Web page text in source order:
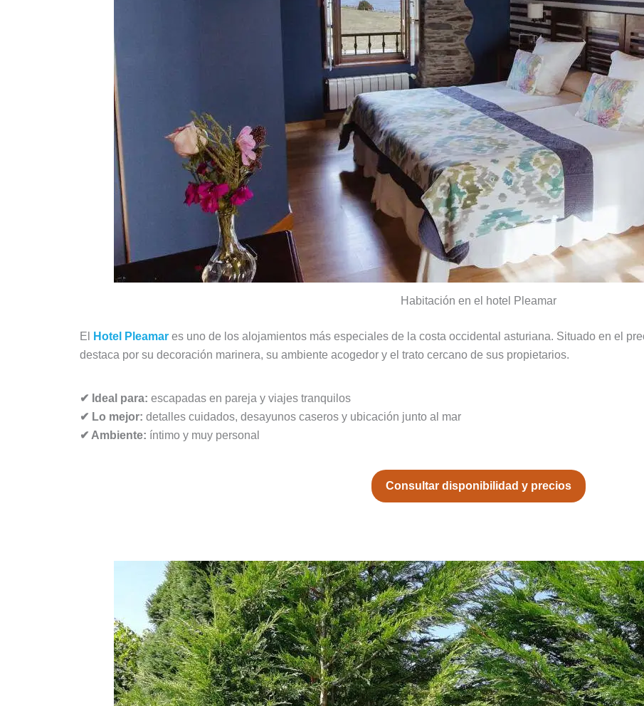
Habitación en el hotel Pleamar
El Hotel Pleamar es uno de los alojamientos más especiales de la costa occidental asturiana. Situado en el
destaca por su decoración marinera, su ambiente acogedor y el trato cercano de sus propietarios.
✔ Ideal para: escapadas en pareja y viajes tranquilos
✔ Lo mejor: detalles cuidados, desayunos caseros y ubicación junto al mar
✔ Ambiente: íntimo y muy personal
Consultar disponibilidad y precios